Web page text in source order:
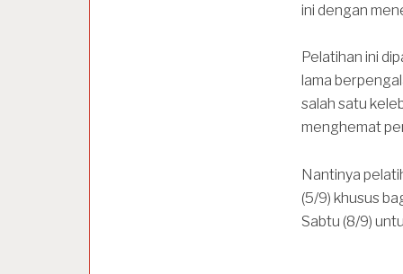
ini dengan
Pelatihan ini
lama
salah satu
menghemat
Nantinya
(5/9) khusus
Sabtu (8/9)